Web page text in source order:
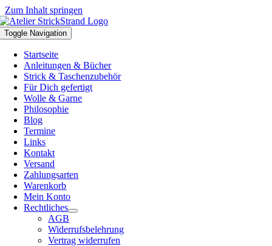
Zum Inhalt springen
Toggle Navigation
Startseite
Anleitungen & Bücher
Strick & Taschenzubehör
Für Dich gefertigt
Wolle & Garne
Philosophie
Blog
Termine
Links
Kontakt
Versand
Zahlungsarten
Warenkorb
Mein Konto
Rechtliches
AGB
Widerrufsbelehrung
Vertrag widerrufen